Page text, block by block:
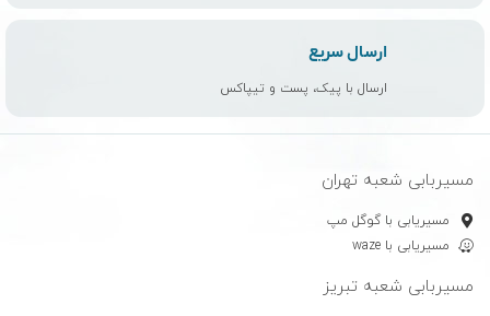
ارسال سریع
ارسال با پیک، پست و تیپاکس
مسیربابی شعبه تهران
مسیریابی با گوگل مپ
مسیریابی با waze
مسیربابی شعبه تبریز